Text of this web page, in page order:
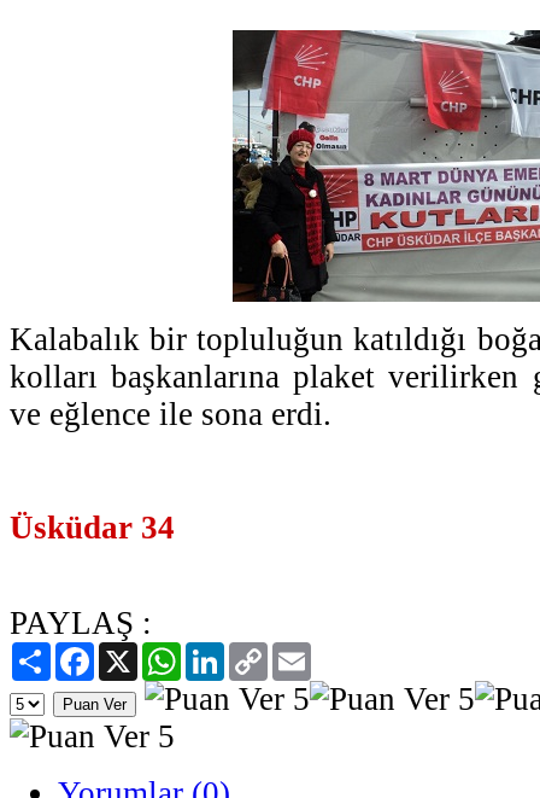
Kalabalık bir topluluğun katıldığı
kolları başkanlarına plaket
ve eğlence ile sona erdi.
Üsküdar 34
PAYLAŞ :
PaylaşFacebook
X WhatsAppLinkedIn
Copy
Link